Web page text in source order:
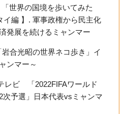
世界の国境を歩いてみた
編 】. 軍事政権から民主化
発展を続けるミャンマー
合光昭の世界ネコ歩き」イ
ンマー～
レビ 「2022FIFAワールド
次予選」日本代表vsミャンマ